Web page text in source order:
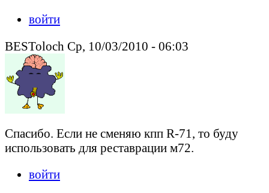
войти
BESToloch Ср, 10/03/2010 - 06:03
Спасибо. Если не сменяю кпп R-71, то буду
использовать для реставрации м72.
войти